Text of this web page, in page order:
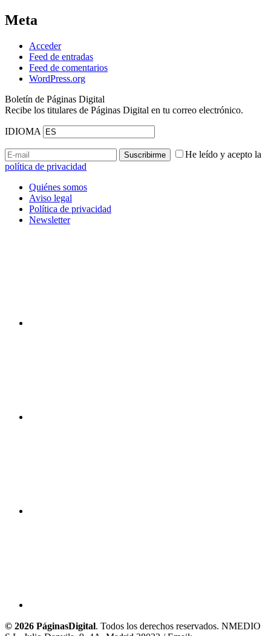
Meta
Acceder
Feed de entradas
Feed de comentarios
WordPress.org
Boletín de Páginas Digital
Recibe los titulares de Páginas Digital en tu correo electrónico.
IDIOMA
He leído y acepto la
política de privacidad
Quiénes somos
Aviso legal
Política de privacidad
Newsletter
© 2026 PáginasDigital. Todos los derechos reservados. NMEDIO